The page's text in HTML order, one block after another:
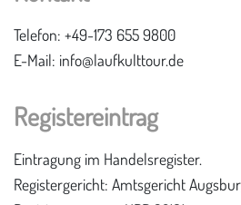
Telefon: +49-173 655 9800
E-Mail: info@laufkulttour.de
Registereintrag
Eintragung im Handelsregister.
Registergericht: Amtsgericht